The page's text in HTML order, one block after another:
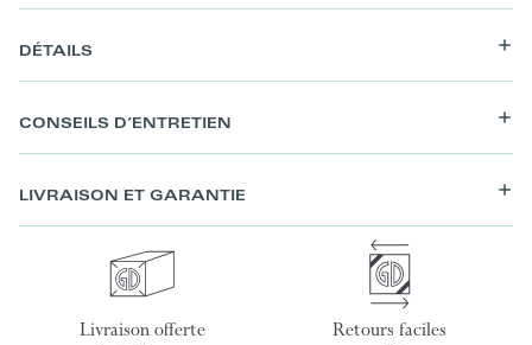
DÉTAILS
CONSEILS D’ENTRETIEN
LIVRAISON ET GARANTIE
Livraison offerte
Retours faciles